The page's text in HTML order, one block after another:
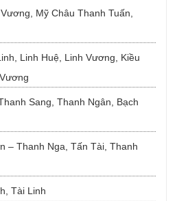
Mỹ Châu Thanh Tuấn,
Linh Huệ, Linh Vương, Kiều
Sang, Thanh Ngân, Bạch
– Thanh Nga, Tấn Tài, Thanh
Tài Linh